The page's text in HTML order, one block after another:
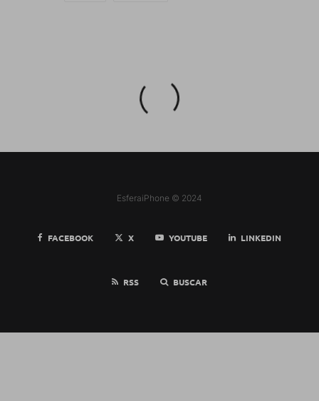
EsferaiPhone © 2024
FACEBOOK X YOUTUBE LINKEDIN
RSS BUSCAR